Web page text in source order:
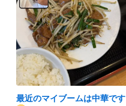
最近のマイブームは中華です